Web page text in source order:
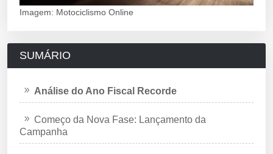
Imagem: Motociclismo Online
SUMÁRIO
Análise do Ano Fiscal Recorde
Começo da Nova Fase: Lançamento da
Campanha